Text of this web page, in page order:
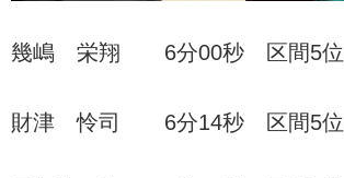
幾嶋 栄翔 6分00秒 区間5位
財津 怜司 6分14秒 区間5位